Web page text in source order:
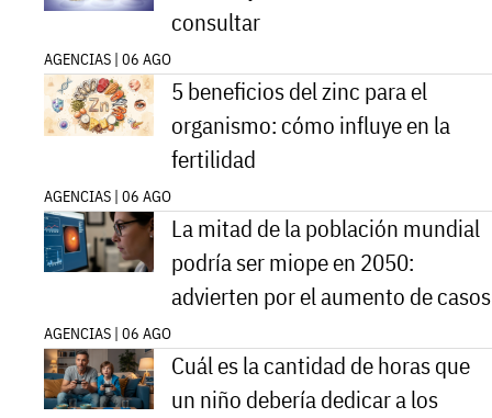
consultar
AGENCIAS | 06 AGO
5 beneficios del zinc para el
organismo: cómo influye en la
fertilidad
AGENCIAS | 06 AGO
La mitad de la población mundial
podría ser miope en 2050:
advierten por el aumento de casos
AGENCIAS | 06 AGO
Cuál es la cantidad de horas que
un niño debería dedicar a los